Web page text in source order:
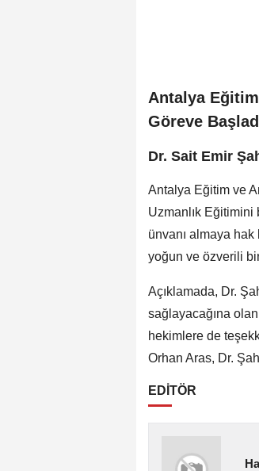
Antalya
Göreve
Dr. Sait Emir
Antalya Eğitim ve
Uzmanlık Eğitimini
ünvanı almaya hak
yoğun ve özverili
Açıklamada, Dr.
sağlayacağına
hekimlere de
Orhan Aras, Dr.
EDİTÖR